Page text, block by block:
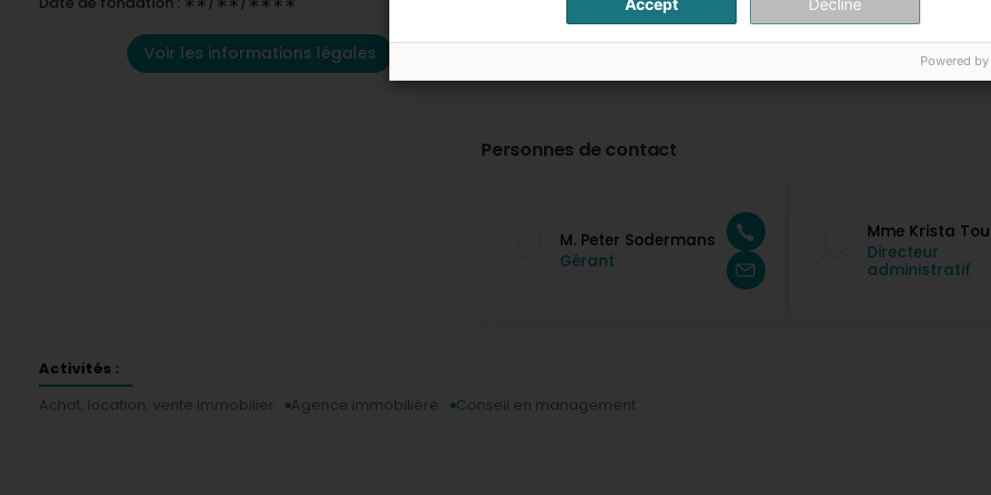
Voir les informations légales
Personnes de contact
M. Peter Sodermans
Gérant
Mme Krista
Directeur
administratif
Activités :
Achat, location, vente immobilier
Agence immobilière Conseil en management
Accept Decline
Powered by